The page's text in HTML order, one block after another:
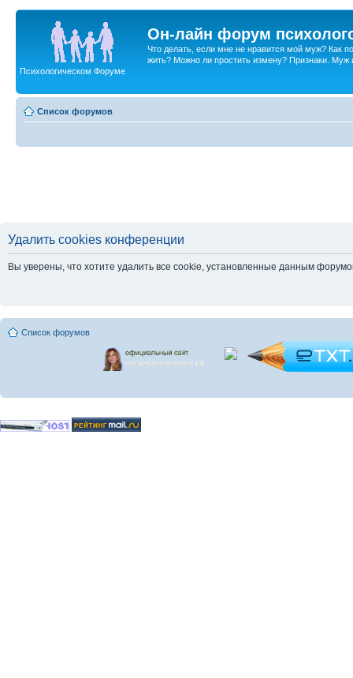
Он-лайн форум
Что делать, если мне не нравится мой муж? Как
жить? Можно ли простить измену? Признаки. Муж
Психологическом Форуме
Список форумов
Удалить cookies конференции
Вы уверены, что хотите удалить все cookie, установленные данным
Список форумов